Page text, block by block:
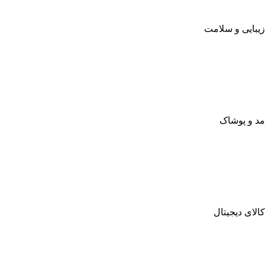
زیبایی و سلامت
مد و پوشاک
کالای دیجیتال